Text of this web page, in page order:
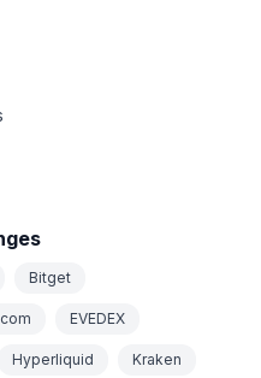
Bitget
EVEDEX
Hyperliquid Kraken